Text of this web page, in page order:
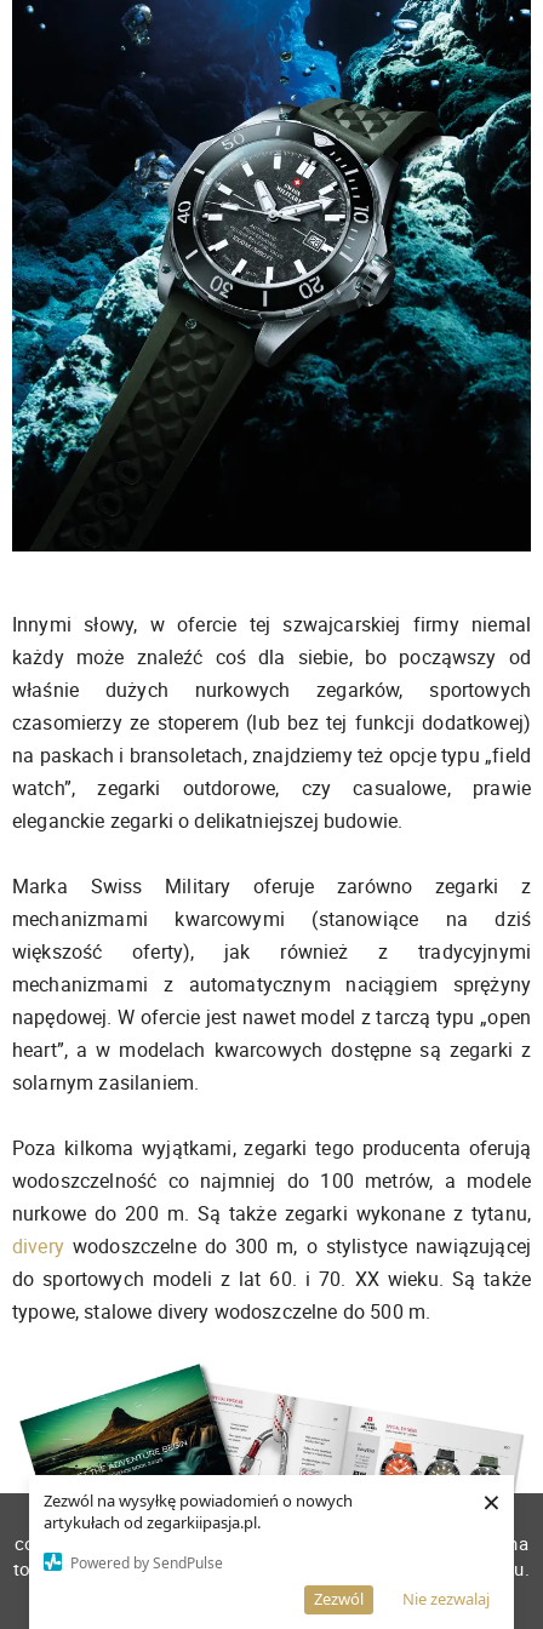
Zezwól na wysyłkę powiadomień o nowych
artykułach od zegarkiipasja.pl.
Powered by SendPulse
Nie zezwalaj
Zezwól
×
Innymi słowy, w ofercie tej szwajcarskiej firmy niemal
każdy może znaleźć coś dla siebie, bo począwszy od
właśnie dużych nurkowych zegarków, sportowych
czasomierzy ze stoperem (lub bez tej funkcji dodatkowej)
na paskach i bransoletach, znajdziemy też opcje typu „field
watch”, zegarki outdorowe, czy casualowe, prawie
eleganckie zegarki o delikatniejszej budowie.
Marka Swiss Military oferuje zarówno zegarki z
mechanizmami kwarcowymi (stanowiące na dziś
większość oferty), jak również z tradycyjnymi
mechanizmami z automatycznym naciągiem sprężyny
napędowej. W ofercie jest nawet model z tarczą typu „open
heart”, a w modelach kwarcowych dostępne są zegarki z
solarnym zasilaniem.
Poza kilkoma wyjątkami, zegarki tego producenta oferują
wodoszczelność co najmniej do 100 metrów, a modele
nurkowe do 200 m. Są także zegarki wykonane z tytanu,
diverywodoszczelne do 300 m, o stylistyce nawiązującej
do sportowych modeli z lat 60. i 70. XX wieku. Są także
typowe, stalowe divery wodoszczelne do 500 m.
W celu poprawienia jakości usług korzystamy z plików
cookies. Pozostanie na stronie oznacza, iż wyrażasz zgodę na
to, że pliki cookies będą przechowywane w Twoim urządzeniu.
Więcej informacji